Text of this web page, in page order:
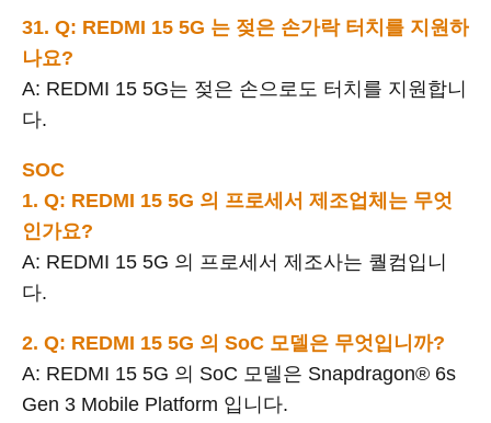
31. Q: REDMI 15 5G 는 젖은 손가락 터치를 지원하
나요?
A: REDMI 15 5G는 젖은 손으로도 터치를 지원합니
다.
SOC
1. Q: REDMI 15 5G 의 프로세서 제조업체는 무엇
인가요?
A: REDMI 15 5G 의 프로세서 제조사는 퀄컴입니
다.
2. Q: REDMI 15 5G 의 SoC 모델은 무엇입니까?
A: REDMI 15 5G 의 SoC 모델은 Snapdragon® 6s
Gen 3 Mobile Platform 입니다.